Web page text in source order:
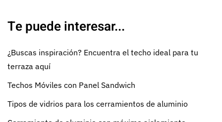
Te puede interesar...
¿Buscas inspiración? Encuentra el techo ideal para tu
terraza aquí
Techos Móviles con Panel Sandwich
Tipos de vidrios para los cerramientos de aluminio